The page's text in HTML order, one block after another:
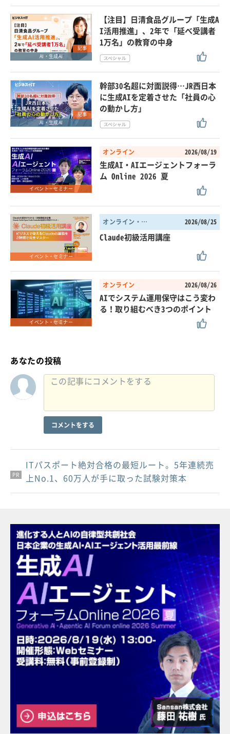
記事
AI・生成AI
【注目】日清食品グループ「生成A
I活用推進」、2年で「延べ受講者
1万名」の教育の中身
記事
AI・生成AI
幹部30名超に対面説得…JR西日本
に生成AIを定着させた「社員の心
の動かし方」
イベント・セミナー
オンライン 2026/08/19
生成AI・AIエージェントフォーラ
ム Online 2026 夏
イベント・セミナー
オンライン・東京都 2026/08/25
Claude初級活用講座
イベント・セミナー
オンライン 2026/08/26
AIでシステム運用保守はこう変わ
る！取り組むべき3つのポイント
あなたの投稿
コメントをする
PR
PR
PR
ITパスポート絶対合格の最短ルート。5年連続売
上No.1、60万人が手に取った試験対策本